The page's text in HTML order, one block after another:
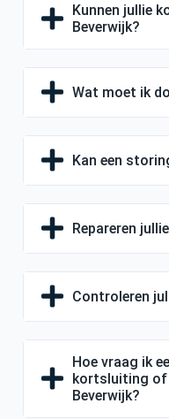
Kunnen jullie
Beverwijk?
Wat moet ik
Kan een
Repareren
Controleren
Hoe vraag ik
kortsluiting of
Beverwijk?